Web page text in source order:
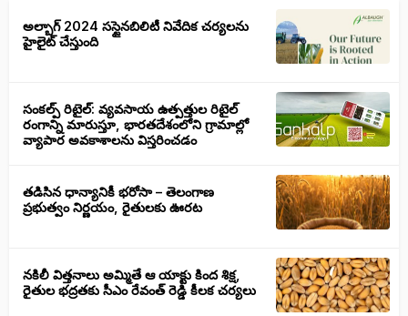
అల్బాగ్ 2024 సస్టైనబిలిటీ నివేదిక చర్యలను
హైలైట్ చేస్తుంది
సంకల్ప్ రిటైల్: వ్యవసాయ ఉత్పత్తుల రిటైల్
రంగాన్ని మారుస్తూ, భారతదేశంలోని గ్రామాల్లో
వ్యాపార అవకాశాలను విస్తరించడం
తడిసిన ధాన్యానికీ భరోసా – తెలంగాణ
ప్రభుత్వం నిర్ణయం, రైతులకు ఊరట
నకిలీ విత్తనాలు అమ్మితే ఆ యాక్టు కింద శిక్ష,
రైతుల భద్రతకు సీఎం రేవంత్ రెడ్డి కీలక చర్యలు